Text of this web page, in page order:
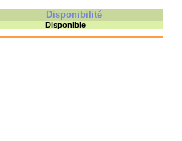
Disponibilité
Disponible